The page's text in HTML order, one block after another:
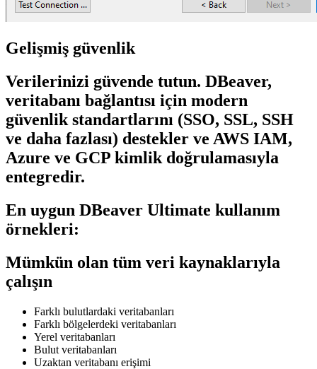
Gelişmiş güvenlik
Verilerinizi güvende tutun. DBeaver,
veritabanı bağlantısı için modern
güvenlik standartlarını (SSO, SSL, SSH
ve daha fazlası) destekler ve AWS IAM,
Azure ve GCP kimlik doğrulamasıyla
entegredir.
En uygun DBeaver Ultimate kullanım
örnekleri:
Mümkün olan tüm veri kaynaklarıyla
çalışın
Farklı bulutlardaki veritabanları
Farklı bölgelerdeki veritabanları
Yerel veritabanları
Bulut veritabanları
Uzaktan veritabanı erişimi